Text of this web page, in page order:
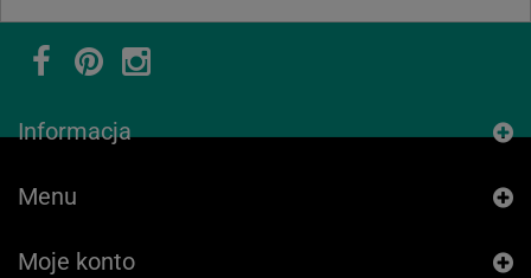
Informacja
Menu
Moje konto